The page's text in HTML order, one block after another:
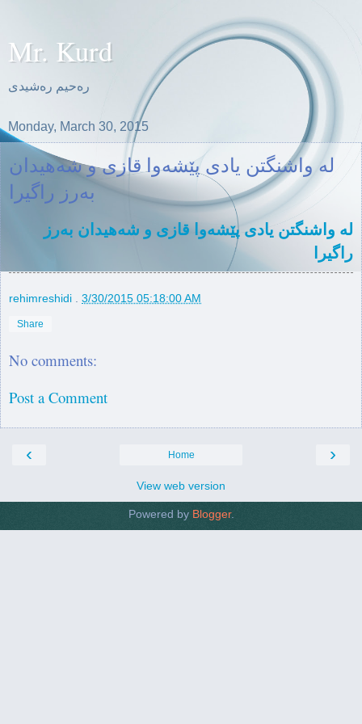
Mr. Kurd
ره‌حیم ره‌شیدی
Monday, March 30, 2015
لە واشنگتن یادی پێشەوا قازی و شەهیدان
بەرز راگیرا
لە واشنگتن یادی پێشەوا قازی و شەهیدان بەرز
راگیرا
rehimreshidi 3/30/2015 05:18:00 AM
Share
No comments:
Post a Comment
‹ ›
Home
View web version
Powered by Blogger.